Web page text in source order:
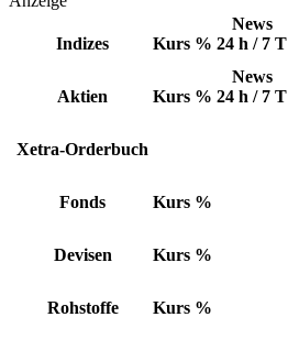
Indizes Kurs %
News
24 h / 7 T
Aktien Kurs %
News
24 h / 7 T
Xetra-Orderbuch
Fonds Kurs %
Devisen Kurs %
Rohstoffe Kurs %